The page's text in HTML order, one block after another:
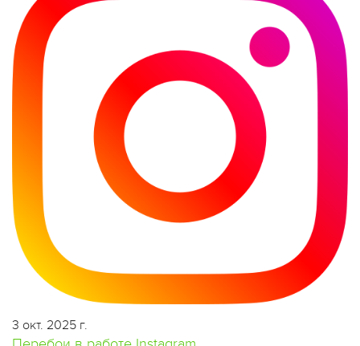
3 окт. 2025 г.